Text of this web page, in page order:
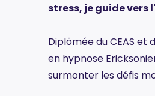
stress, je guide vers
Diplômée du CEAS
en hypnose
surmonter les défis